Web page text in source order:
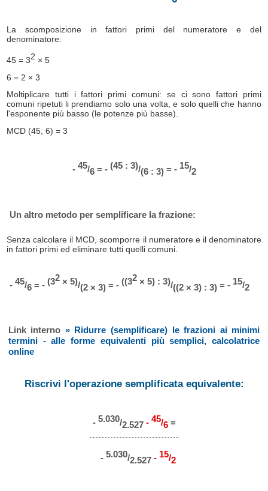
La scomposizione in fattori primi del numeratore e del
denominatore:
45 = 32 × 5
6 = 2 × 3
Moltiplicare tutti i fattori primi comuni: se ci sono fattori primi
comuni ripetuti li prendiamo solo una volta, e solo quelli che hanno
l'esponente più basso (le potenze più basse).
MCD (45; 6) = 3
- 45/6= - (45 : 3)/(6 : 3)= - 15/2
Un altro metodo per semplificare la frazione:
Senza calcolare il MCD, scomporre il numeratore e il denominatore
in fattori primi ed eliminare tutti quelli comuni.
-45/6 = -(32 × 5)/(2 × 3) = -((32 × 5) : 3)/((2 × 3) : 3) = - 15/2
Link interno » Ridurre (semplificare) le frazioni ai minimi
termini - alle forme equivalenti più semplici, calcolatrice
online
Riscrivi l'operazione semplificata equivalente:
- 5.030/2.527- 45/6=
- 5.030/2.527- 15/2